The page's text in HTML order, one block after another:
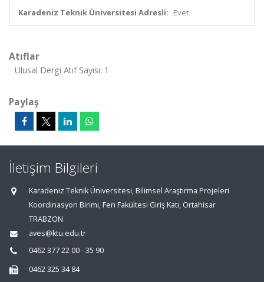
Karadeniz Teknik Üniversitesi Adresli: Evet
Atıflar
Ulusal Dergi Atıf Sayısı: 1
Paylaş
İletişim Bilgileri
Karadeniz Teknik Üniversitesi, Bilimsel Araştırma Projeleri
Koordinasyon Birimi, Fen Fakültesi Giriş Katı, Ortahisar
TRABZON
aves@ktu.edu.tr
0462 377 22 00 - 35 90
0462 325 34 84